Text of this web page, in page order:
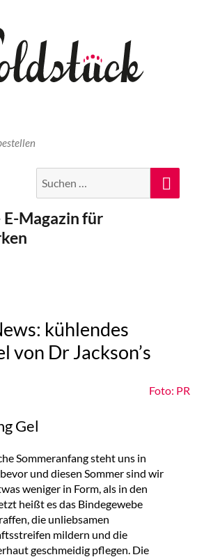
nach:
Magazin für
kühlendes
von Dr Jackson’s
Foto: PR
Gel
Sommeranfang steht uns in
und diesen Sommer sind wir
weniger in Form, als in den
heißt es das Bindegewebe
die unliebsamen
mildern und die
geschmeidig pflegen. Die